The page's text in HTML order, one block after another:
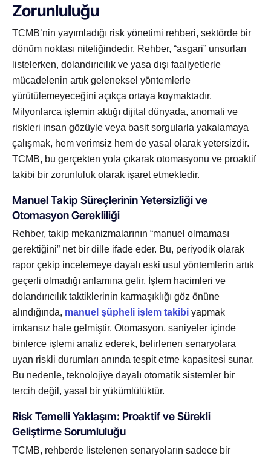
Zorunluluğu
TCMB’nin yayımladığı risk yönetimi rehberi, sektörde bir
dönüm noktası niteliğindedir. Rehber, “asgari” unsurları
listelerken, dolandırıcılık ve yasa dışı faaliyetlerle
mücadelenin artık geleneksel yöntemlerle
yürütülemeyeceğini açıkça ortaya koymaktadır.
Milyonlarca işlemin aktığı dijital dünyada, anomali ve
riskleri insan gözüyle veya basit sorgularla yakalamaya
çalışmak, hem verimsiz hem de yasal olarak yetersizdir.
TCMB, bu gerçekten yola çıkarak otomasyonu ve proaktif
takibi bir zorunluluk olarak işaret etmektedir.
Manuel Takip Süreçlerinin Yetersizliği ve
Otomasyon Gerekliliği
Rehber, takip mekanizmalarının “manuel olmaması
gerektiğini” net bir dille ifade eder. Bu, periyodik olarak
rapor çekip incelemeye dayalı eski usul yöntemlerin artık
geçerli olmadığı anlamına gelir. İşlem hacimleri ve
dolandırıcılık taktiklerinin karmaşıklığı göz önüne
alındığında, manuel şüpheli işlem takibi yapmak
imkansız hale gelmiştir. Otomasyon, saniyeler içinde
binlerce işlemi analiz ederek, belirlenen senaryolara
uyan riskli durumları anında tespit etme kapasitesi sunar.
Bu nedenle, teknolojiye dayalı otomatik sistemler bir
tercih değil, yasal bir yükümlülüktür.
Risk Temelli Yaklaşım: Proaktif ve Sürekli
Geliştirme Sorumluluğu
TCMB, rehberde listelenen senaryoların sadece bir